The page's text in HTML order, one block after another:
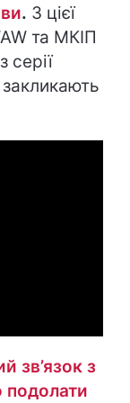
. З цієї
та МКІП
серії
зв’язок з